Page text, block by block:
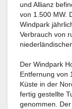
und Allianz
von 1.500 MW.
Windpark
Verbrauch von
Der Windpark
Entfernung von
Küste in der
fertig gestellte
genommen.